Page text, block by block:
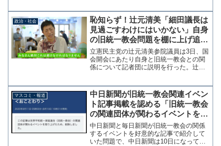
質問状を送付していたことを明かした。
毎日新聞の記事...
政治・社会
恥知らず！辻元清美「細田議長は
見過ごすわけにはいかない」自身
の旧統一教会問題を棚に上げ追及
する濃淡理論発動
立憲民主党の辻元清美参院議員は3日、国
会開会にあたり自身と旧統一教会との関
係について記者団に説明を行った。辻元
収書発行者が旧統一教会系団体「WFWP
大阪１０連合会」...
マスコミ・報道
中日新聞が旧統一教会関連イベン
ト記事掲載を認める「旧統一教会
の関連団体が関わるイベントを取
り上げたため、削除しました。」
中日新聞と毎日新聞が旧統一教会の関係
するイベントを好意的な記事で紹介して
いた問題で、中日新聞は10日になって最